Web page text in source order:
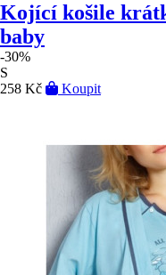
Kojící košile
baby
-30%
S
258 Kč
Koupit